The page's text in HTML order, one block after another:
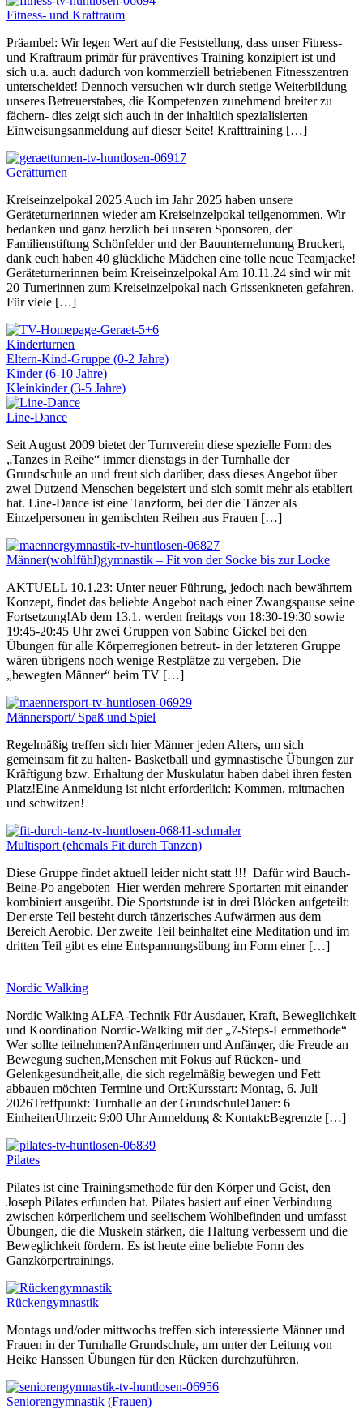
Fitness- und Kraftraum
Präambel: Wir legen Wert auf die Feststellung, dass unser Fitness-
und Kraftraum primär für präventives Training konzipiert ist und
sich u.a. auch dadurch von kommerziell betriebenen Fitnesszentren
unterscheidet! Dennoch versuchen wir durch stetige Weiterbildung
unseres Betreuerstabes, die Kompetenzen zunehmend breiter zu
fächern- dies zeigt sich auch in der inhaltlich spezialisierten
Einweisungsanmeldung auf dieser Seite! Krafttraining […]
Gerätturnen
Kreiseinzelpokal 2025 Auch im Jahr 2025 haben unsere
Geräteturnerinnen wieder am Kreiseinzelpokal teilgenommen. Wir
bedanken und ganz herzlich bei unseren Sponsoren, der
Familienstiftung Schönfelder und der Bauunternehmung Bruckert,
dank euch haben 40 glückliche Mädchen eine tolle neue Teamjacke!
Geräteturnerinnen beim Kreiseinzelpokal Am 10.11.24 sind wir mit
20 Turnerinnen zum Kreiseinzelpokal nach Grissenkneten gefahren.
Für viele […]
Kinderturnen
Eltern-Kind-Gruppe (0-2 Jahre)
Kinder (6-10 Jahre)
Kleinkinder (3-5 Jahre)
Line-Dance
Seit August 2009 bietet der Turnverein diese spezielle Form des
„Tanzes in Reihe“ immer dienstags in der Turnhalle der
Grundschule an und freut sich darüber, dass dieses Angebot über
zwei Dutzend Menschen begeistert und sich somit mehr als etabliert
hat. Line-Dance ist eine Tanzform, bei der die Tänzer als
Einzelpersonen in gemischten Reihen aus Frauen […]
Männer(wohlfühl)gymnastik – Fit von der Socke bis zur Locke
AKTUELL 10.1.23: Unter neuer Führung, jedoch nach bewährtem
Konzept, findet das beliebte Angebot nach einer Zwangspause seine
Fortsetzung!Ab dem 13.1. werden freitags von 18:30-19:30 sowie
19:45-20:45 Uhr zwei Gruppen von Sabine Gickel bei den
Übungen für alle Körperregionen betreut- in der letzteren Gruppe
wären übrigens noch wenige Restplätze zu vergeben. Die
„bewegten Männer“ beim TV […]
Männersport/ Spaß und Spiel
Regelmäßig treffen sich hier Männer jeden Alters, um sich
gemeinsam fit zu halten- Basketball und gymnastische Übungen zur
Kräftigung bzw. Erhaltung der Muskulatur haben dabei ihren festen
Platz!Eine Anmeldung ist nicht erforderlich: Kommen, mitmachen
und schwitzen!
Multisport (ehemals Fit durch Tanzen)
Diese Gruppe findet aktuell leider nicht statt !!! Dafür wird Bauch-
Beine-Po angeboten Hier werden mehrere Sportarten mit einander
kombiniert ausgeübt. Die Sportstunde ist in drei Blöcken aufgeteilt:
Der erste Teil besteht durch tänzerisches Aufwärmen aus dem
Bereich Aerobic. Der zweite Teil beinhaltet eine Meditation und im
dritten Teil gibt es eine Entspannungsübung im Form einer […]
Nordic Walking
Nordic Walking ALFA-Technik Für Ausdauer, Kraft, Beweglichkeit
und Koordination Nordic-Walking mit der „7-Steps-Lernmethode“
Wer sollte teilnehmen?Anfängerinnen und Anfänger, die Freude an
Bewegung suchen,Menschen mit Fokus auf Rücken- und
Gelenkgesundheit,alle, die sich regelmäßig bewegen und Fett
abbauen möchten Termine und Ort:Kursstart: Montag, 6. Juli
2026Treffpunkt: Turnhalle an der GrundschuleDauer: 6
EinheitenUhrzeit: 9:00 Uhr Anmeldung & Kontakt:Begrenzte […]
Pilates
Pilates ist eine Trainingsmethode für den Körper und Geist, den
Joseph Pilates erfunden hat. Pilates basiert auf einer Verbindung
zwischen körperlichem und seelischem Wohlbefinden und umfasst
Übungen, die die Muskeln stärken, die Haltung verbessern und die
Beweglichkeit fördern. Es ist heute eine beliebte Form des
Ganzkörpertrainings.
Rückengymnastik
Montags und/oder mittwochs treffen sich interessierte Männer und
Frauen in der Turnhalle Grundschule, um unter der Leitung von
Heike Hanssen Übungen für den Rücken durchzuführen.
Seniorengymnastik (Frauen)